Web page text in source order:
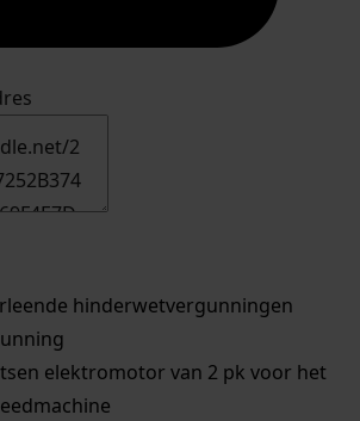
hinderwetvergunningen
elektromotor van 2 pk voor het